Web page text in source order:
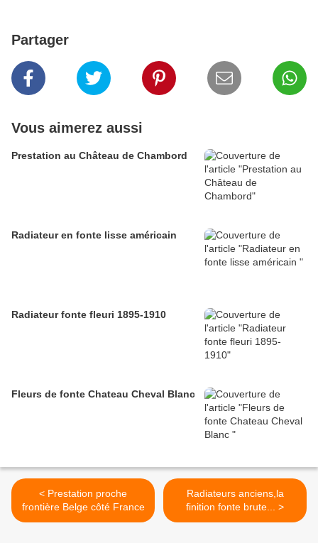
Partager
Vous aimerez aussi
Prestation au Château de Chambord
Radiateur en fonte lisse américain
Radiateur fonte fleuri 1895-1910
Fleurs de fonte Chateau Cheval Blanc
< Prestation proche
frontière Belge côté France
Radiateurs anciens,la
finition fonte brute... >